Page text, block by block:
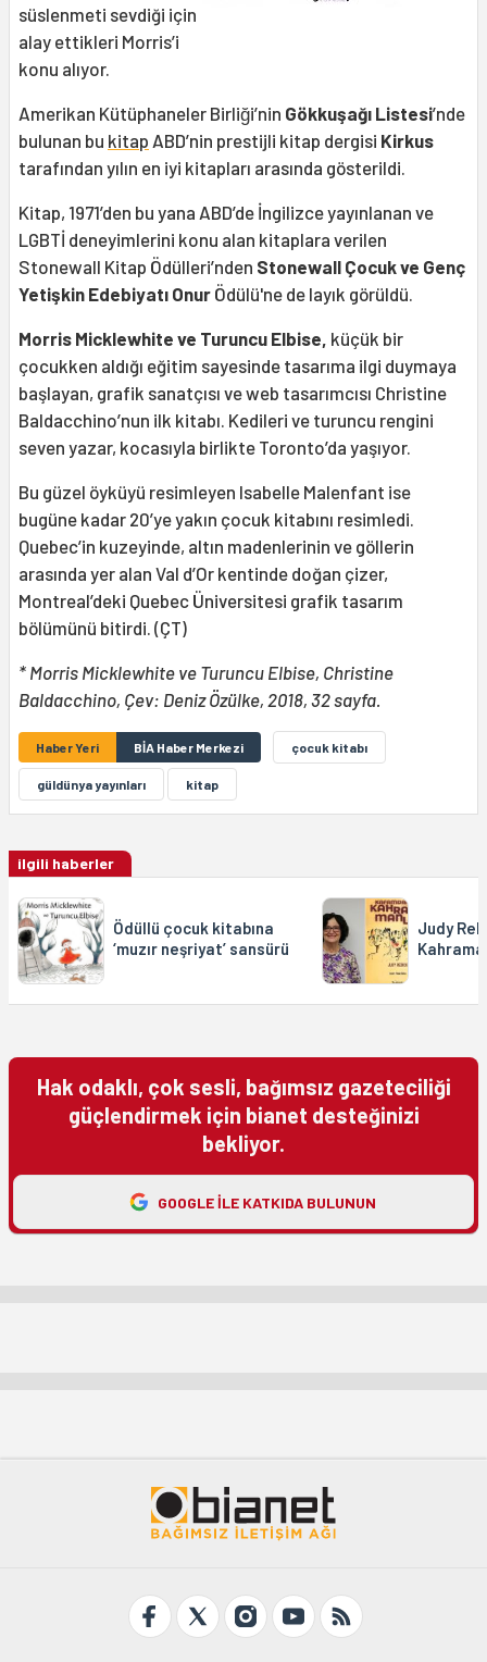
süslenmeti sevdiği için
alay ettikleri Morris’i
konu alıyor.
Amerikan Kütüphaneler Birliği’nin Gökkuşağı Listesi’nde
bulunan bu kitap ABD’nin prestijli kitap dergisi Kirkus
tarafından yılın en iyi kitapları arasında gösterildi.
Kitap, 1971’den bu yana ABD’de İngilizce yayınlanan ve
LGBTİ deneyimlerini konu alan kitaplara verilen
Stonewall Kitap Ödülleri’nden Stonewall Çocuk ve Genç
Yetişkin Edebiyatı Onur Ödülü'ne de layık görüldü.
Morris Micklewhite ve Turuncu Elbise, küçük bir
çocukken aldığı eğitim sayesinde tasarıma ilgi duymaya
başlayan, grafik sanatçısı ve web tasarımcısı Christine
Baldacchino’nun ilk kitabı. Kedileri ve turuncu rengini
seven yazar, kocasıyla birlikte Toronto’da yaşıyor.
Bu güzel öyküyü resimleyen Isabelle Malenfant ise
bugüne kadar 20’ye yakın çocuk kitabını resimledi.
Quebec’in kuzeyinde, altın madenlerinin ve göllerin
arasında yer alan Val d’Or kentinde doğan çizer,
Montreal’deki Quebec Üniversitesi grafik tasarım
bölümünü bitirdi. (ÇT)
* Morris Micklewhite ve Turuncu Elbise, Christine
Baldacchino, Çev: Deniz Özülke, 2018, 32 sayfa.
Haber Yeri BİA Haber Merkezi çocuk kitabı
güldünya yayınları kitap
ilgili haberler
Ödüllü çocuk kitabına
‘muzır neşriyat’ sansürü
Judy
Hak odaklı, çok sesli, bağımsız gazeteciliği
güçlendirmek için bianet desteğinizi
bekliyor.
GOOGLE ILE KATKIDA BULUNUN